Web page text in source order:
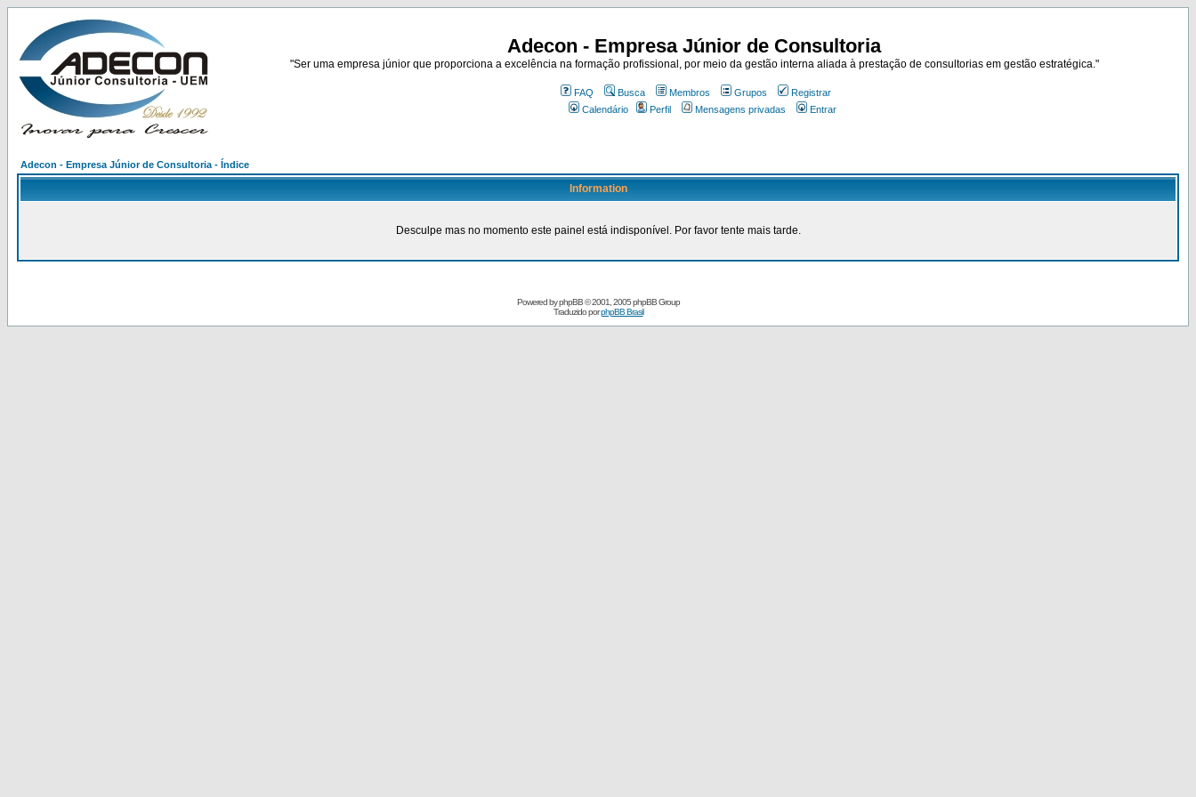
Adecon - Empresa Júnior de Consultoria
"Ser uma empresa júnior que proporciona a excelência na formação profissional, por meio da gestão interna aliada à prestação de consultorias em gestão estratégica."
FAQ Busca Membros Grupos
Registrar
Calendário
Perfil Mensagens privadas Entrar
Adecon - Empresa Júnior de Consultoria - Índice
Information
Desculpe mas no momento este painel está indisponível. Por favor tente mais tarde.
Powered byphpBB© 2001, 2005 phpBB Group
Traduzido porphpBB Brasil